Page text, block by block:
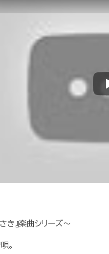
き』楽曲シリーズ～
。